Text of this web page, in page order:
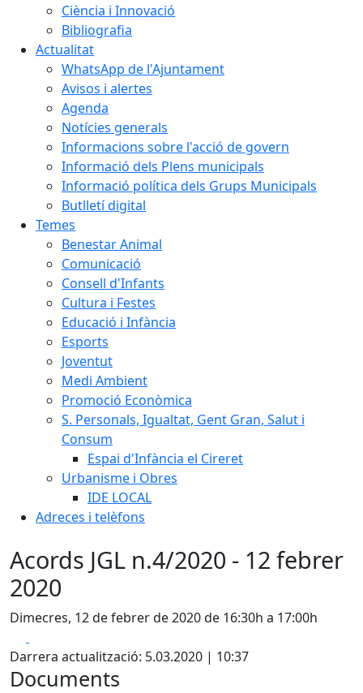
Ciència i Innovació
Bibliografia
Actualitat
WhatsApp de l'Ajuntament
Avisos i alertes
Agenda
Notícies generals
Informacions sobre l'acció de govern
Informació dels Plens municipals
Informació política dels Grups Municipals
Butlletí digital
Temes
Benestar Animal
Comunicació
Consell d'Infants
Cultura i Festes
Educació i Infància
Esports
Joventut
Medi Ambient
Promoció Econòmica
S. Personals, Igualtat, Gent Gran, Salut i
Consum
Espai d'Infància el Cireret
Urbanisme i Obres
IDE LOCAL
Adreces i telèfons
Acords JGL n.4/2020 - 12 febrer
2020
Dimecres, 12 de febrer de 2020 de 16:30h a 17:00h
Darrera actualització: 5.03.2020 | 10:37
Documents